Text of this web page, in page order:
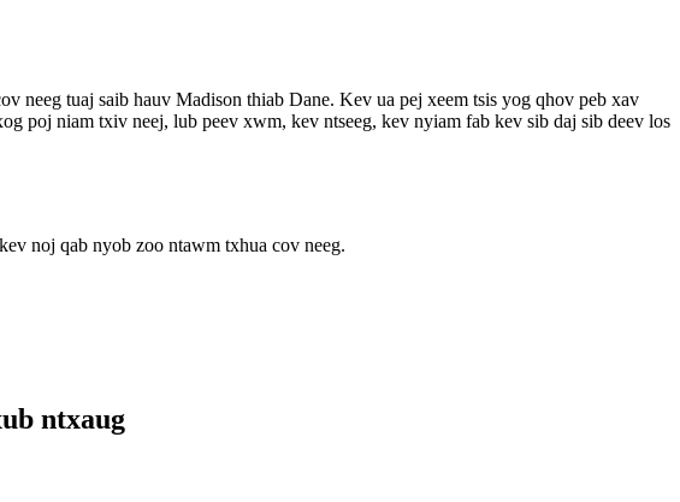
neeg tuaj saib hauv Madison thiab Dane. Kev ua pej xeem tsis yog qhov peb xav
poj niam txiv neej, lub peev xwm, kev ntseeg, kev nyiam fab kev sib daj sib deev los
noj qab nyob zoo ntawm txhua cov neeg.
ntxaug